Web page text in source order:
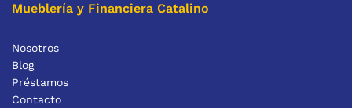
Mueblería y Financiera Catalino
Nosotros
Blog
Préstamos
Contacto